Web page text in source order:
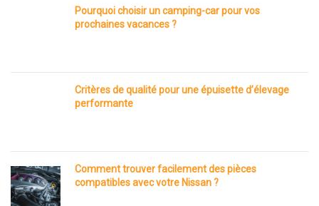
Pourquoi choisir un camping-car pour vos
prochaines vacances ?
Critères de qualité pour une épuisette d’élevage
performante
Comment trouver facilement des pièces
compatibles avec votre Nissan ?